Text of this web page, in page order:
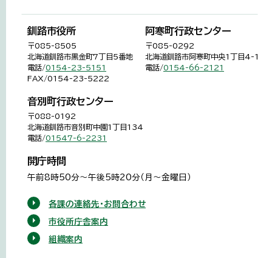
釧路市役所
〒085-8505
北海道釧路市黒金町7丁目5番地
電話/0154-23-5151
FAX/0154-23-5222
阿寒町行政センター
〒085-0292
北海道釧路市阿寒町中央1丁目4-1
電話/0154-66-2121
音別町行政センター
〒088-0192
北海道釧路市音別町中園1丁目134
電話/01547-6-2231
開庁時間
午前8時50分～午後5時20分（月～金曜日）
各課の連絡先・お問合わせ
市役所庁舎案内
組織案内